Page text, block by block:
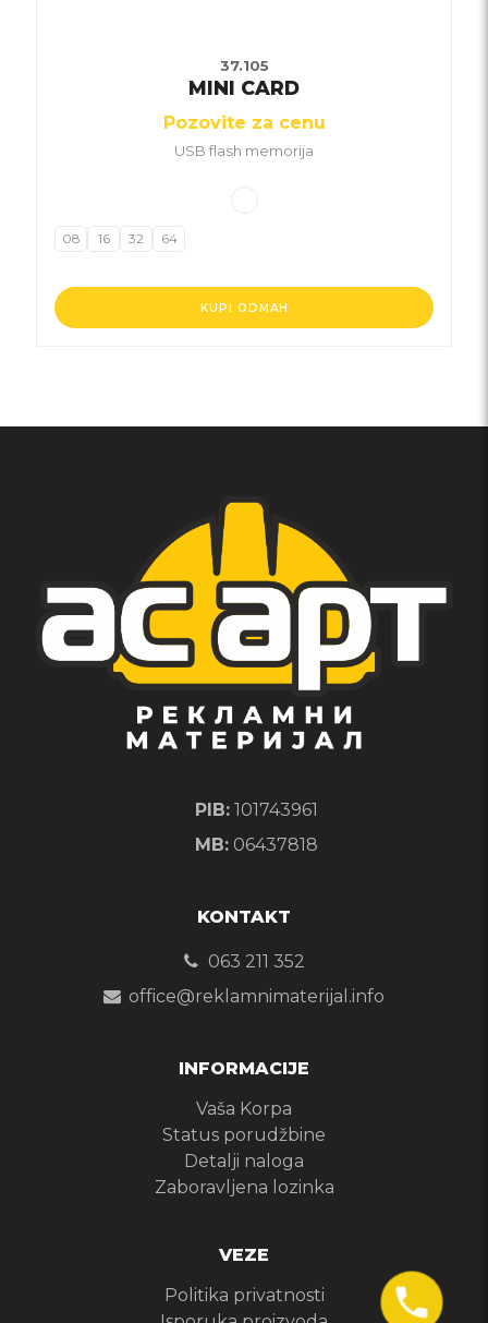
37.105
MINI CARD
Pozovite za cenu
USB flash memorija
KUPI ODMAH
08 16 32 64
PIB: 101743961
MB: 06437818
KONTAKT
063 211 352
office@reklamnimaterijal.info
INFORMACIJE
Vaša Korpa
Status porudžbine
Detalji naloga
Zaboravljena lozinka
VEZE
Politika privatnosti